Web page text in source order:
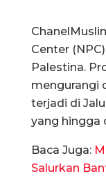
Center
Palestina.
mengurangi
terjadi di
yang hingga
Baca Juga:
Salurkan